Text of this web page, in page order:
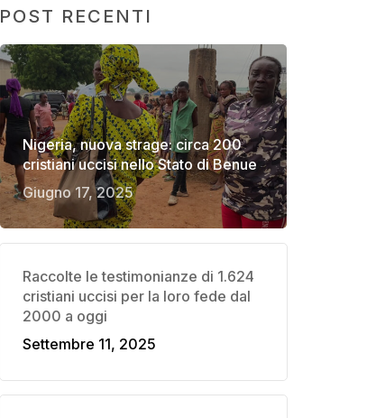
POST RECENTI
Nigeria, nuova strage: circa 200
cristiani uccisi nello Stato di Benue
Giugno 17, 2025
Raccolte le testimonianze di 1.624
cristiani uccisi per la loro fede dal
2000 a oggi
Settembre 11, 2025